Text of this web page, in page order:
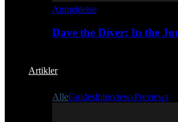
Anmeldelse
Dave the Diver: In the
Artikler
AlleGuidesInterviewsPreviews